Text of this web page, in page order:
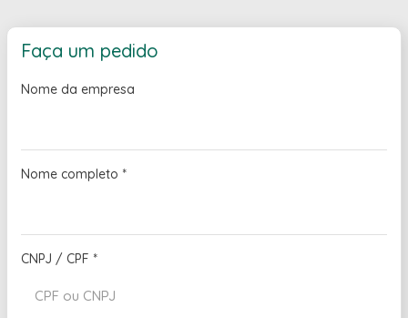
Faça um pedido
Nome da empresa
Nome completo *
CNPJ / CPF *